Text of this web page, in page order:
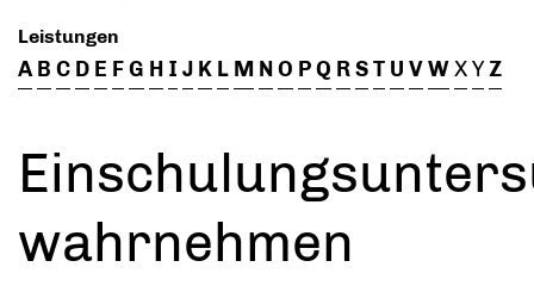
Leistungen
A B C D E FG H I J K L M NO PQ RST U VWXYZ
wahrnehmen